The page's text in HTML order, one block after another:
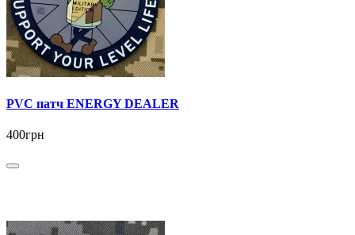
PVC патч ENERGY DEALER
400грн